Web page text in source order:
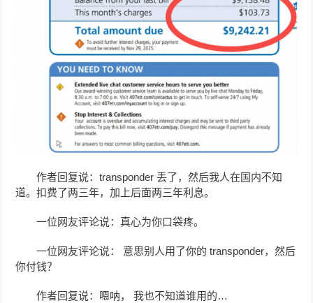
作者回复说：transponder 丢了，然后我人在国内不知
道。扣费了两三年，加上后面两三年利息。
一位网友评论说：真心为你口袋疼。
一位网友评论说： 意思别人用了你的 transponder，然后
你付钱？
作者回复说：嗯呐， 我也不知道谁用的…